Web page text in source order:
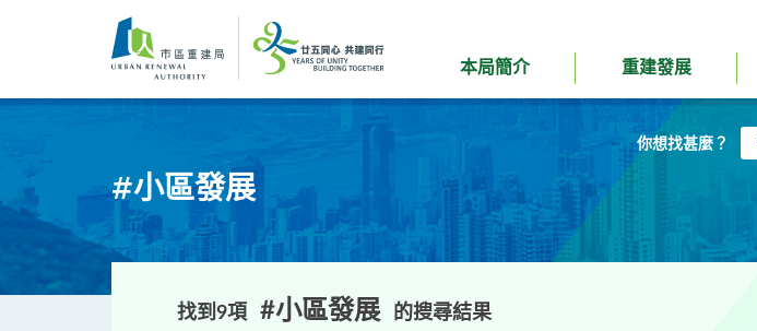
內
本局簡介 重建發展
你想找甚麼？
入
字
#小區發展
找到9項 #小區發展 的搜尋結果